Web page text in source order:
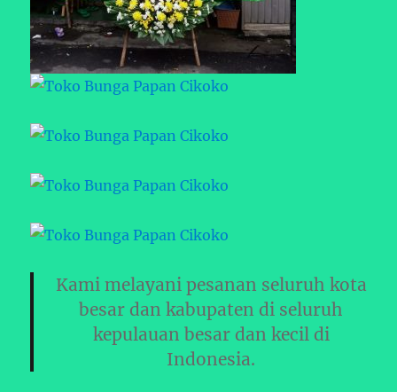
Kami melayani pesanan seluruh kota
besar dan kabupaten di seluruh
kepulauan besar dan kecil di
Indonesia.